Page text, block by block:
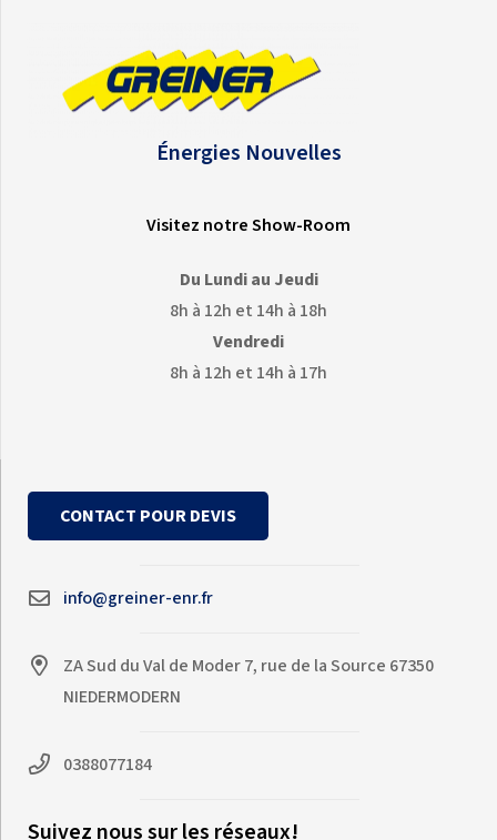
Énergies Nouvelles
Visitez notre Show-Room
Du Lundi au Jeudi
8h à 12h et 14h à 18h
Vendredi
8h à 12h et 14h à 17h
CONTACT POUR DEVIS
info@greiner-enr.fr
ZA Sud du Val de Moder 7, rue de la Source 67350
NIEDERMODERN
0388077184
Suivez nous sur les réseaux!